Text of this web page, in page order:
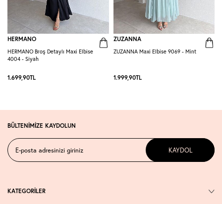
HERMANO
HERMANO Broş Detaylı Maxi Elbise
4004 - Siyah
1.699,90TL
ZUZANNA
ZUZANNA Maxi Elbise 9069 - Mint
1.999,90TL
BÜLTENİMİZE KAYDOLUN
KAYDOL
KATEGORİLER